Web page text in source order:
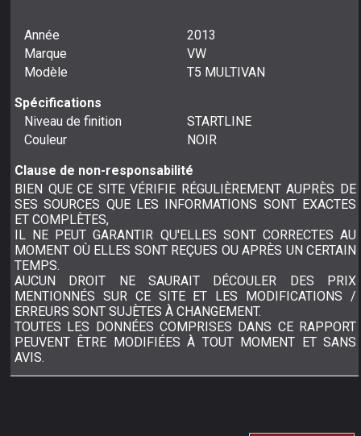
Année
2013
Marque
VW
Modèle
T5 MULTIVAN
Spécifications
Niveau de finition
STARTLINE
Couleur
NOIR
Clause de non-responsabilité
BIEN QUE CE SITE VÉRIFIE RÉGULIÈREMENT AUPRÈS DE
SES SOURCES QUE LES INFORMATIONS SONT EXACTES
ET COMPLÈTES,
IL NE PEUT GARANTIR QU'ELLES SONT CORRECTES AU
MOMENT OÙ ELLES SONT REÇUES OU APRÈS UN CERTAIN
TEMPS.
AUCUN DROIT NE SAURAIT DÉCOULER DES PRIX
MENTIONNÉS SUR CE SITE ET LES MODIFICATIONS /
ERREURS SONT SUJÈTES À CHANGEMENT.
TOUTES LES DONNÉES COMPRISES DANS CE RAPPORT
PEUVENT ÊTRE MODIFIÉES À TOUT MOMENT ET SANS
AVIS.